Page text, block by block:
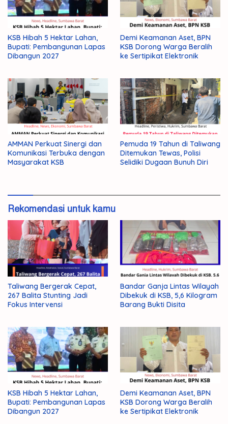
KSB Hibah 5 Hektar Lahan,
Bupati: Pembangunan Lapas
Dibangun 2027
Demi Keamanan Aset, BPN
KSB Dorong Warga Beralih
ke Sertipikat Elektronik
AMMAN Perkuat Sinergi dan
Komunikasi Terbuka dengan
Masyarakat KSB
Pemuda 19 Tahun di Taliwang
Ditemukan Tewas, Polisi
Selidiki Dugaan Bunuh Diri
Rekomendasi untuk kamu
Taliwang Bergerak Cepat,
267 Balita Stunting Jadi
Fokus Intervensi
Bandar Ganja Lintas Wilayah
Dibekuk di KSB, 5,6 Kilogram
Barang Bukti Disita
KSB Hibah 5 Hektar Lahan,
Bupati: Pembangunan Lapas
Dibangun 2027
Demi Keamanan Aset, BPN
KSB Dorong Warga Beralih
ke Sertipikat Elektronik